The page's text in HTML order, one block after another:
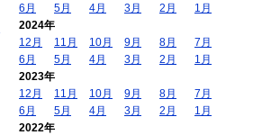
6月
5月 4月 3月 2月
1月
2024年
12月
11月 10月 9月 8月
7月
6月
5月 4月 3月 2月
1月
2023年
12月
11月 10月 9月 8月
7月
6月
5月 4月 3月 2月
1月
2022年